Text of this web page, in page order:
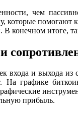
чем
которые
итоге,
входа и выхода
На графике
прибыль.